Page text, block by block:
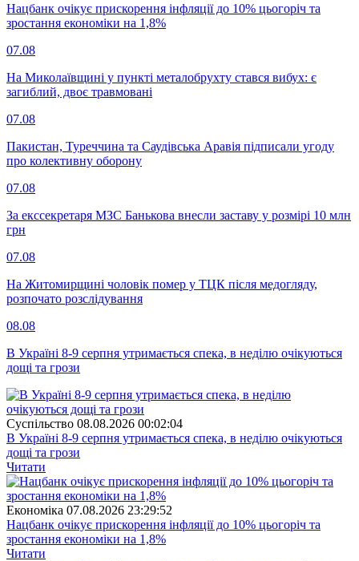
Нацбанк очікує прискорення інфляції до 10% цьогоріч та
зростання економіки на 1,8%
07.08
На Миколаївщині у пункті металобрухту стався вибух: є
загиблий, двоє травмовані
07.08
Пакистан, Туреччина та Саудівська Аравія підписали угоду
про колективну оборону
07.08
За екссекретаря МЗС Банькова внесли заставу у розмірі 10 млн
грн
07.08
На Житомирщині чоловік помер у ТЦК після медогляду,
розпочато розслідування
08.08
В Україні 8-9 серпня утримається спека, в неділю очікуються
дощі та грози
Суспiльство 08.08.2026 00:02:04
В Україні 8-9 серпня утримається спека, в неділю очікуються
дощі та грози
Читати
Економіка 07.08.2026 23:29:52
Нацбанк очікує прискорення інфляції до 10% цьогоріч та
зростання економіки на 1,8%
Читати